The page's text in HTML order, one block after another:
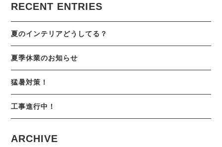
RECENT ENTRIES
夏のインテリアどうしてる？
夏季休業のお知らせ
猛暑対策！
工事進行中！
ARCHIVE